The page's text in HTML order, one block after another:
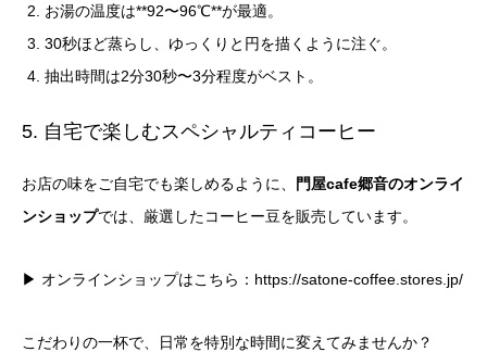
お湯の温度は**92〜96℃**が最適。
30秒ほど蒸らし、ゆっくりと円を描くように注ぐ。
抽出時間は2分30秒〜3分程度がベスト。
5. 自宅で楽しむスペシャルティコーヒー
お店の味をご自宅でも楽しめるように、
門屋cafe郷音のオンライ
ンショップでは、厳選したコーヒー豆を販売しています。
▶ オンラインショップはこちら： https://satone-coffee.stores.jp/
こだわりの一杯で、日常を特別な時間に変えてみませんか？